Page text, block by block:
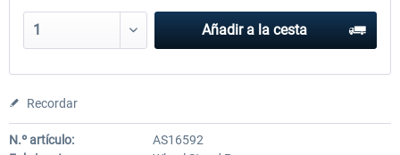
Añadir a la cesta
Recordar
N.º artículo:
AS16592